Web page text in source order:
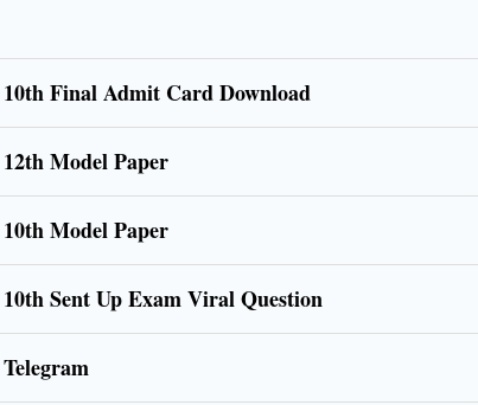
10th Final Admit Card Download
12th Model Paper
10th Model Paper
10th Sent Up Exam Viral Question
Telegram